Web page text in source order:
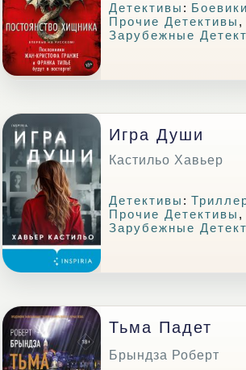
Детективы : Боевики
Прочие Детективы ,
Зарубежные
Игра Души
Кастильо Хавьер
Детективы :
Прочие Детективы ,
Зарубежные
Тьма Падет
Брындза Роберт